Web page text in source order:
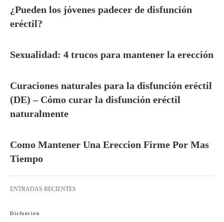
¿Pueden los jóvenes padecer de disfunción
eréctil?
Sexualidad: 4 trucos para mantener la erección
Curaciones naturales para la disfunción eréctil
(DE) – Cómo curar la disfunción eréctil
naturalmente
Como Mantener Una Ereccion Firme Por Mas
Tiempo
ENTRADAS RECIENTES
Disfuncion